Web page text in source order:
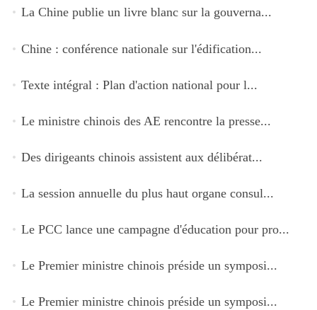
La Chine publie un livre blanc sur la gouverna...
Chine : conférence nationale sur l'édification...
Texte intégral : Plan d'action national pour l...
Le ministre chinois des AE rencontre la presse...
Des dirigeants chinois assistent aux délibérat...
La session annuelle du plus haut organe consul...
Le PCC lance une campagne d'éducation pour pro...
Le Premier ministre chinois préside un symposi...
Le Premier ministre chinois préside un symposi...